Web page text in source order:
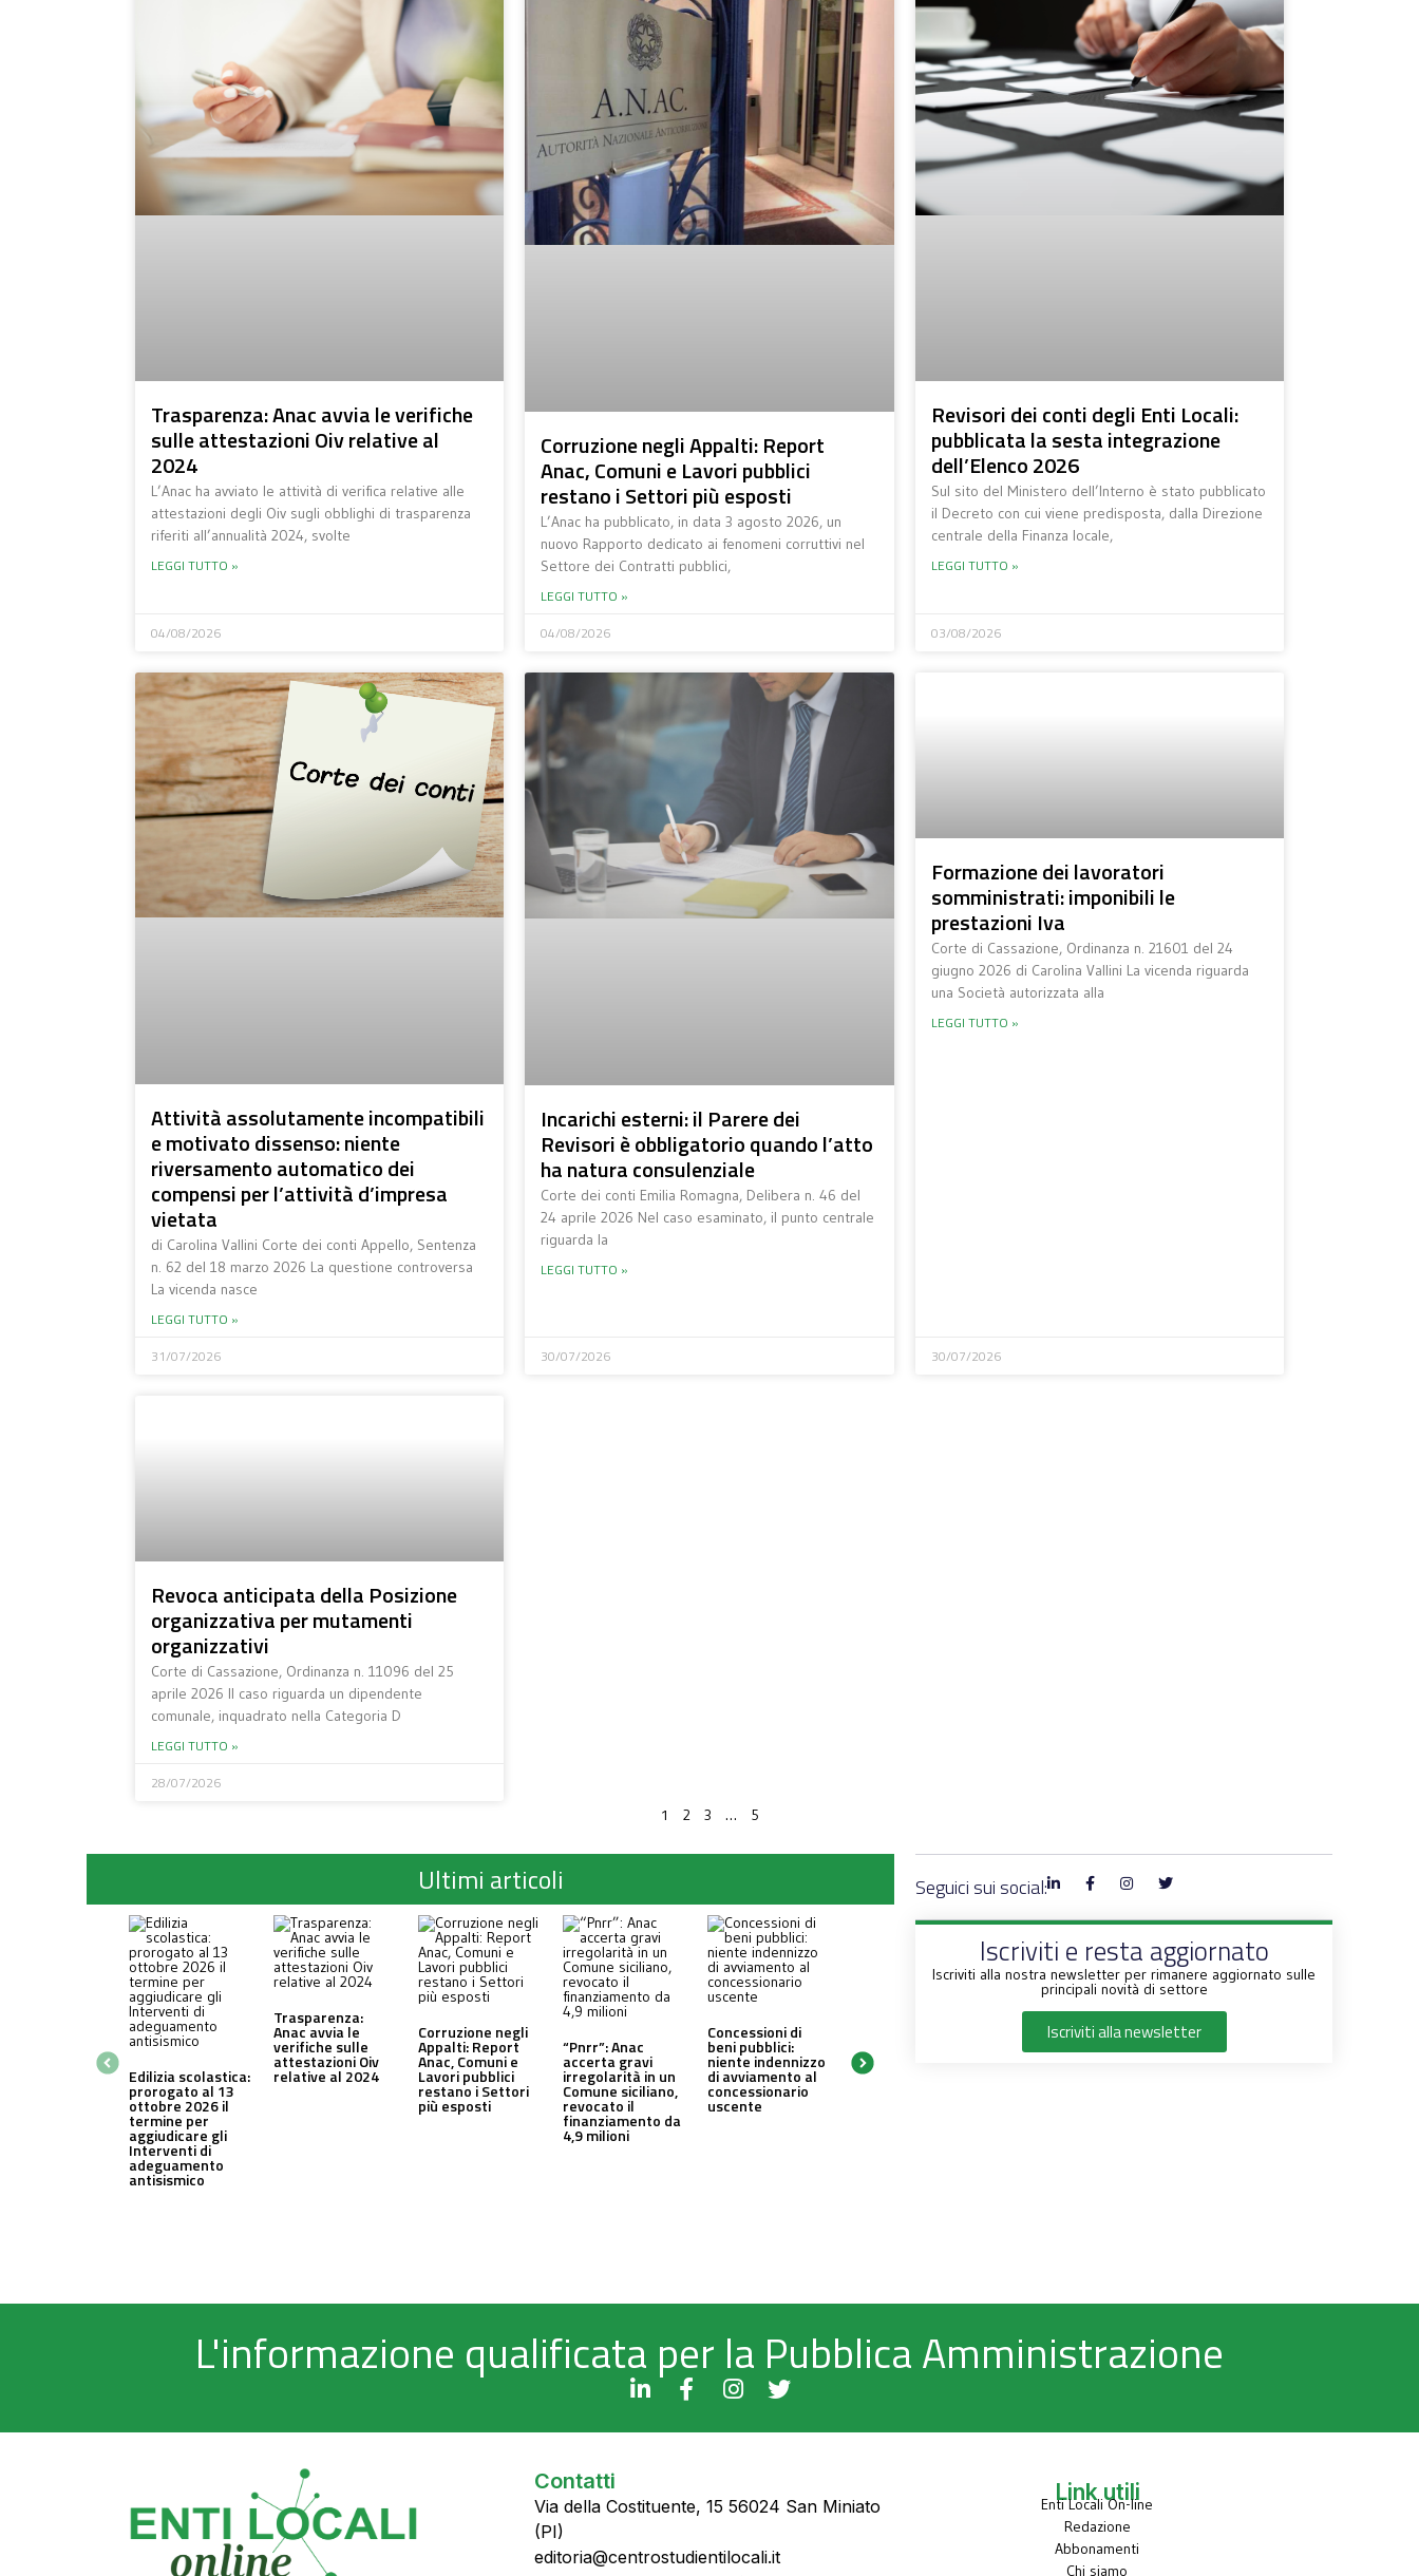
Trasparenza: Anac avvia le verifiche
sulle attestazioni Oiv relative al
2024
L’Anac ha avviato le attività di verifica relative alle
attestazioni degli Oiv sugli obblighi di trasparenza
riferiti all’annualità 2024, svolte
LEGGI TUTTO »
04/08/2026
Corruzione negli Appalti: Report
Anac, Comuni e Lavori pubblici
restano i Settori più esposti
L’Anac ha pubblicato, in data 3 agosto 2026, un
nuovo Rapporto dedicato ai fenomeni corruttivi nel
Settore dei Contratti pubblici,
LEGGI TUTTO »
04/08/2026
Revisori dei conti degli Enti Locali:
pubblicata la sesta integrazione
dell’Elenco 2026
Sul sito del Ministero dell’Interno è stato pubblicato
il Decreto con cui viene predisposta, dalla Direzione
centrale della Finanza locale,
LEGGI TUTTO »
03/08/2026
Attività assolutamente incompatibili
e motivato dissenso: niente
riversamento automatico dei
compensi per l’attività d’impresa
vietata
di Carolina Vallini Corte dei conti Appello, Sentenza
n. 62 del 18 marzo 2026 La questione controversa
La vicenda nasce
LEGGI TUTTO »
31/07/2026
Incarichi esterni: il Parere dei
Revisori è obbligatorio quando l’atto
ha natura consulenziale
Corte dei conti Emilia Romagna, Delibera n. 46 del
24 aprile 2026 Nel caso esaminato, il punto centrale
riguarda la
LEGGI TUTTO »
30/07/2026
Formazione dei lavoratori
somministrati: imponibili le
prestazioni Iva
Corte di Cassazione, Ordinanza n. 21601 del 24
giugno 2026 di Carolina Vallini La vicenda riguarda
una Società autorizzata alla
LEGGI TUTTO »
30/07/2026
Revoca anticipata della Posizione
organizzativa per mutamenti
organizzativi
Corte di Cassazione, Ordinanza n. 11096 del 25
aprile 2026 Il caso riguarda un dipendente
comunale, inquadrato nella Categoria D
LEGGI TUTTO »
28/07/2026
1 2 3 … 5
Ultimi articoli
Edilizia scolastica:
prorogato al 13
ottobre 2026 il
termine per
aggiudicare gli
Interventi di
adeguamento
antisismico
Trasparenza:
Anac avvia le
verifiche sulle
attestazioni Oiv
relative al 2024
Corruzione negli
Appalti: Report
Anac, Comuni e
Lavori pubblici
restano i Settori
più esposti
“Pnrr”: Anac
accerta gravi
irregolarità in un
Comune siciliano,
revocato il
finanziamento da
4,9 milioni
Concessioni di
beni pubblici:
niente indennizzo
di avviamento al
concessionario
uscente
Seguici sui social:
Iscriviti e resta aggiornato
Iscriviti alla nostra newsletter per rimanere aggiornato sulle
principali novità di settore
Iscriviti alla newsletter
L'informazione qualificata per la Pubblica Amministrazione
Contatti
Via della Costituente, 15 56024 San Miniato
(PI)
editoria@centrostudientilocali.it
Link utili
Enti Locali On-line
Redazione
Abbonamenti
Chi siamo